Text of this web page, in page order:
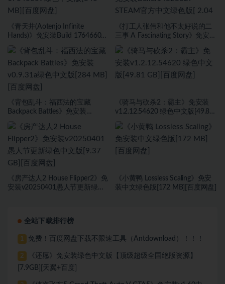
《青天井(Aotenjo Infinite
Hands)》免安装Build 17646609
《打工人张伟和他不太好说的二
三事 A Fascinating Story》免安装
绿色版[ 2.04 GB][百度网盘]
《背包乱斗：福西法的宝藏
Backpack Battles》免安装
度网盘]
《骑马与砍杀2：霸主》免安装
v1.2.12.54620 绿色中文版[49.81
《房产达人2 House Flipper2》免
安装v20250401愚人节更新绿色
《小黄鸭 Lossless Scaling》免安
装中文绿色版[172 MB][百度网盘]
全站下载排行榜
1 免费！百度网盘下载不限速工具（Antdownload）！！！
2
《还愿》免安装绿色中文版【顶级超级全国绝版资源】
[7.9GB][天翼+百度]